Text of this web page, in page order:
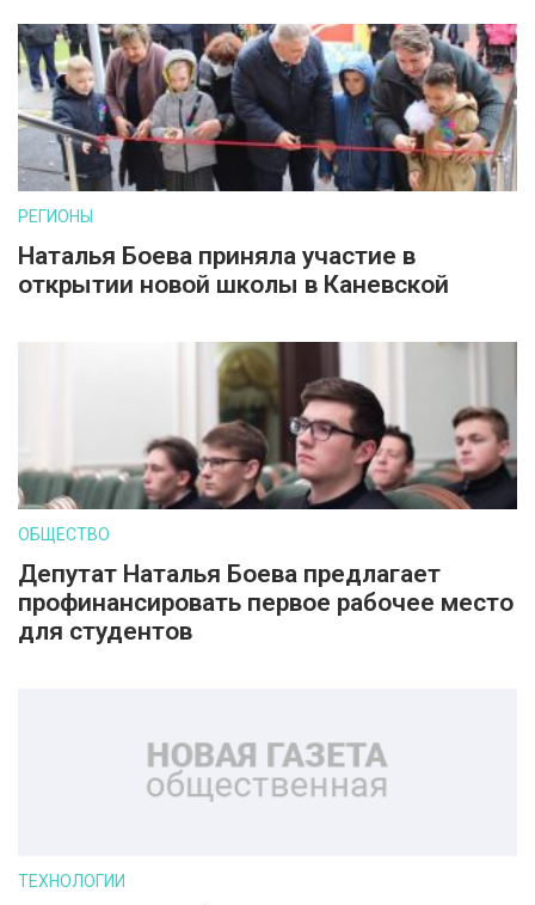
РЕГИОНЫ
Наталья Боева приняла участие в
открытии новой школы в Каневской
ОБЩЕСТВО
Депутат Наталья Боева предлагает
профинансировать первое рабочее место
для студентов
ТЕХНОЛОГИИ